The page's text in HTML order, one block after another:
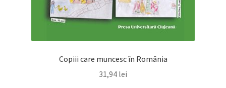
Copiii care muncesc în România
31,94 lei